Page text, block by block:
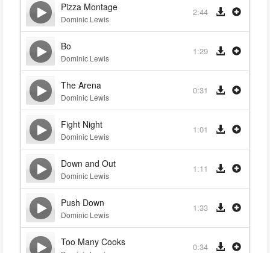
Pizza Montage
Dominic Lewis
2:44
Bo
Dominic Lewis
1:29
The Arena
Dominic Lewis
0:31
Fight Night
Dominic Lewis
1:01
Down and Out
Dominic Lewis
1:11
Push Down
Dominic Lewis
1:33
Too Many Cooks 0:34